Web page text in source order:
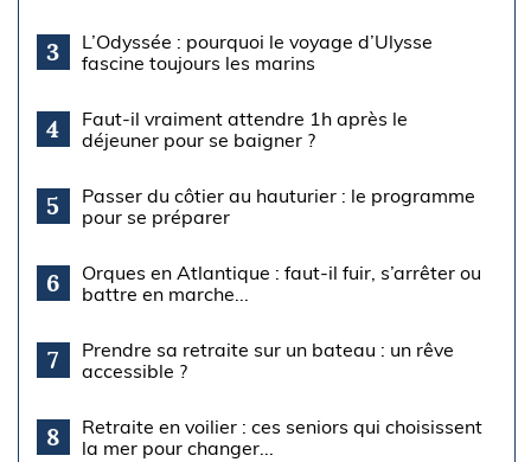
3
L’Odyssée : pourquoi le voyage d’Ulysse
fascine toujours les marins
4
Faut-il vraiment attendre 1h après le
déjeuner pour se baigner ?
5
Passer du côtier au hauturier : le programme
pour se préparer
6
Orques en Atlantique : faut-il fuir, s’arrêter ou
battre en marche...
7
Prendre sa retraite sur un bateau : un rêve
accessible ?
8
Retraite en voilier : ces seniors qui choisissent
la mer pour changer...